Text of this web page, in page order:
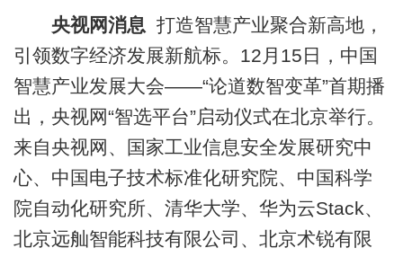
央视网消息 打造智慧产业聚合新高地，
引领数字经济发展新航标。12月15日，中国
智慧产业发展大会——“论道数智变革”首期播
出，央视网“智选平台”启动仪式在北京举行。
来自央视网、国家工业信息安全发展研究中
心、中国电子技术标准化研究院、中国科学
院自动化研究所、清华大学、华为云Stack、
北京远舢智能科技有限公司、北京术锐有限